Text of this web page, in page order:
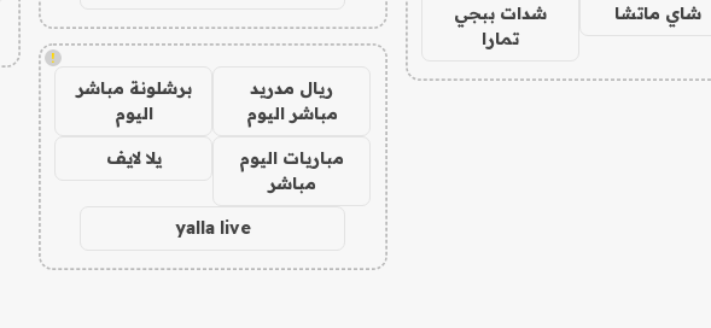
شاي ماتشا
شدات ببجي
تمارا
!
ريال مدريد
مباشر اليوم
برشلونة مباشر
اليوم
مباريات اليوم
مباشر
يلا لايف
yalla live